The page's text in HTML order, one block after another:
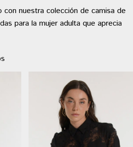
con nuestra colección de camisa de
para la mujer adulta que aprecia